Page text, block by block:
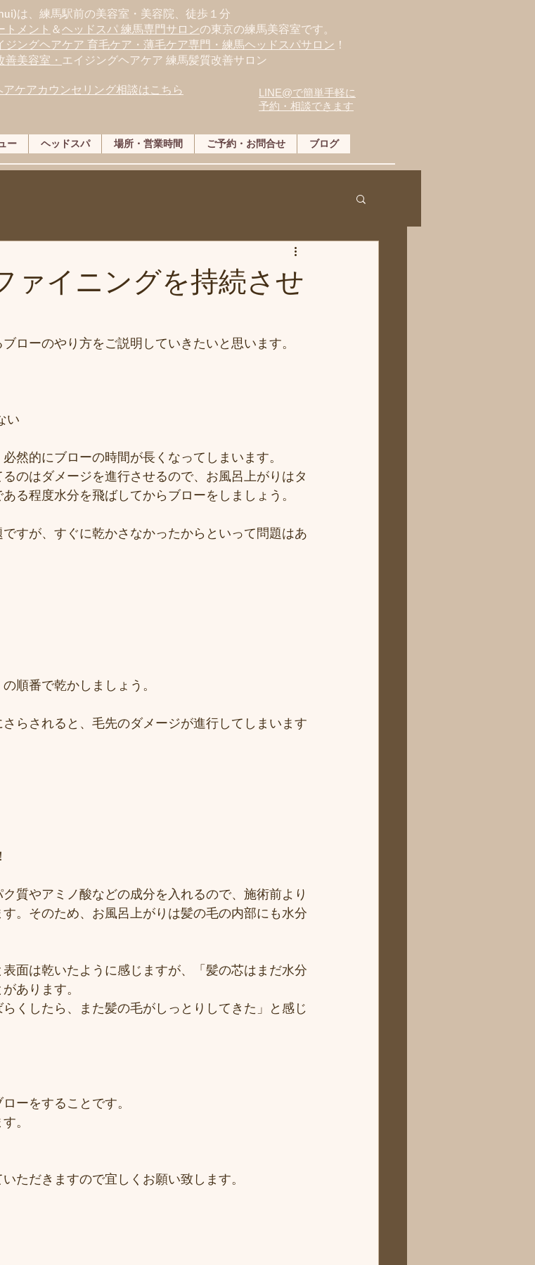
は、 練馬駅前の美容室・美容院、徒歩１分
トメント ＆ヘッドスパ 練馬専門サロンの東京の練馬美容室です。
ジングヘアケア 育毛ケア・薄毛ケア専門・練馬ヘッドスパサロン ！
美容室・ エイジングヘアケア 練馬髪質改善サロン
ケアカウンセリング相談はこちら
LINE@で簡単手軽に
予約・相談できます
ー ヘッドスパ 場所・営業時間 ご予約・お問合せ ブログ
ァイニングを持続させ
ローのやり方をご説明していきたいと思います。
い
然的にブローの時間が長くなってしまいます。
のはダメージを進行させるので、お風呂上がりはタ
る程度水分を飛ばしてからブローをしましょう。
すが、すぐに乾かさなかったからといって問題はあ
番で乾かしましょう。
らされると、毛先のダメージが進行してしまいます
質やアミノ酸などの成分を入れるので、施術前より
。そのため、お風呂上がりは髪の毛の内部にも水分
面は乾いたように感じますが、「髪の芯はまだ水分
あります。
くしたら、また髪の毛がしっとりしてきた」と感じ
ーをすることです。
。
ただきますので宜しくお願い致します。